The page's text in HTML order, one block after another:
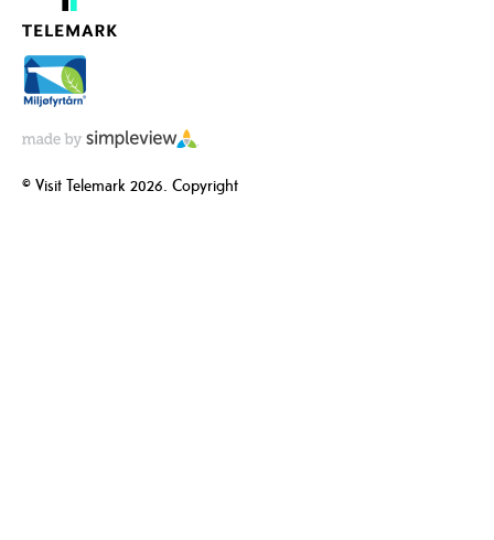
© Visit Telemark 2026. Copyright